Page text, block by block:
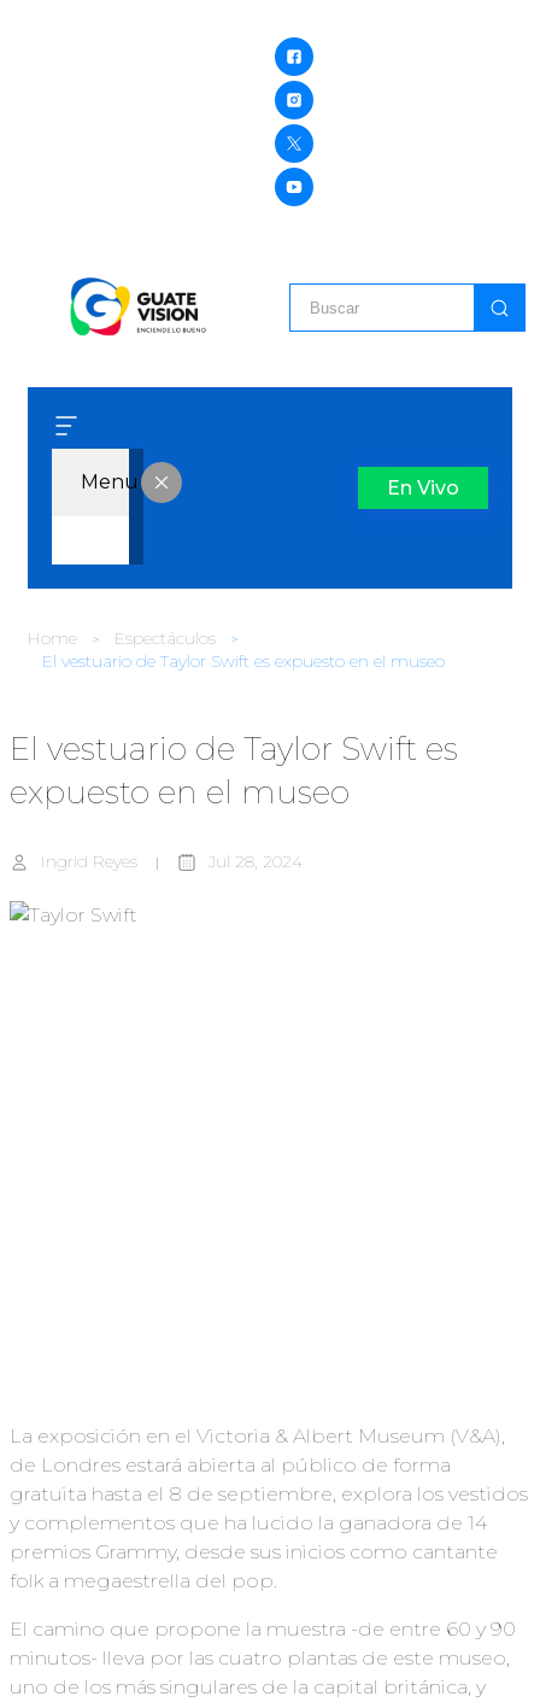
Menu En Vivo
Home
Espectáculos
El vestuario de Taylor Swift es expuesto en el museo
El vestuario de Taylor Swift es
expuesto en el museo
Ingrid Reyes Jul 28, 2024
La exposición en el Victoria & Albert Museum (V&A),
de Londres estará abierta al público de forma
gratuita hasta el 8 de septiembre, explora los vestidos
y complementos que ha lucido la ganadora de 14
premios Grammy, desde sus inicios como cantante
folk a megaestrella del pop.
El camino que propone la muestra -de entre 60 y 90
minutos- lleva por las cuatro plantas de este museo,
uno de los más singulares de la capital británica, y